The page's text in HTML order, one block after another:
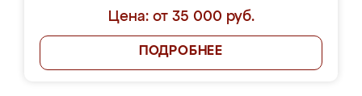
Цена: от 35 000 руб.
ПОДРОБНЕЕ